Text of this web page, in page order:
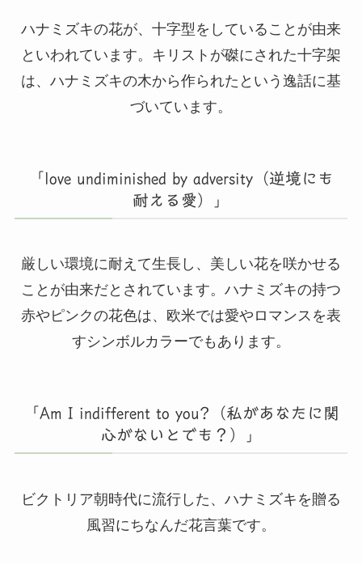
ハナミズキの花が、十字型をしていることが由来
といわれています。キリストが磔にされた十字架
は、ハナミズキの木から作られたという逸話に基
づいています。
「love undiminished by adversity（逆境にも
耐える愛）」
厳しい環境に耐えて生長し、美しい花を咲かせる
ことが由来だとされています。ハナミズキの持つ
赤やピンクの花色は、欧米では愛やロマンスを表
すシンボルカラーでもあります。
「Am I indifferent to you?（私があなたに関
心がないとでも？）」
ビクトリア朝時代に流行した、ハナミズキを贈る
風習にちなんだ花言葉です。